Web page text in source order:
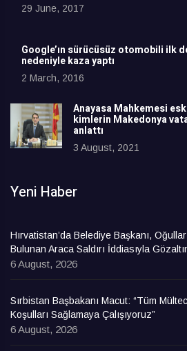
29 June, 2017
Google’ın sürücüsüz otomobili ilk
nedeniyle kaza yaptı
2 March, 2016
Anayasa Mahkemesi
kimlerin Makedonya
anlattı
3 August, 2021
Yeni Haber
Hırvatistan’da Belediye Başkanı,
Bulunan Araca Saldırı İddiasıyla
6 August, 2026
Sırbistan Başbakanı Macut: “Tüm
Koşulları Sağlamaya Çalışıyoruz”
6 August, 2026